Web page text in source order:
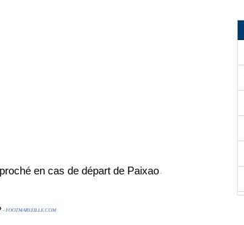
en cas de départ de Paixao -
- FOOTMARSEILLE.COM